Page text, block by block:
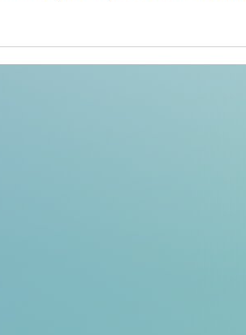
: qualité de l’alimentation,
restaurants traditionnels et accès